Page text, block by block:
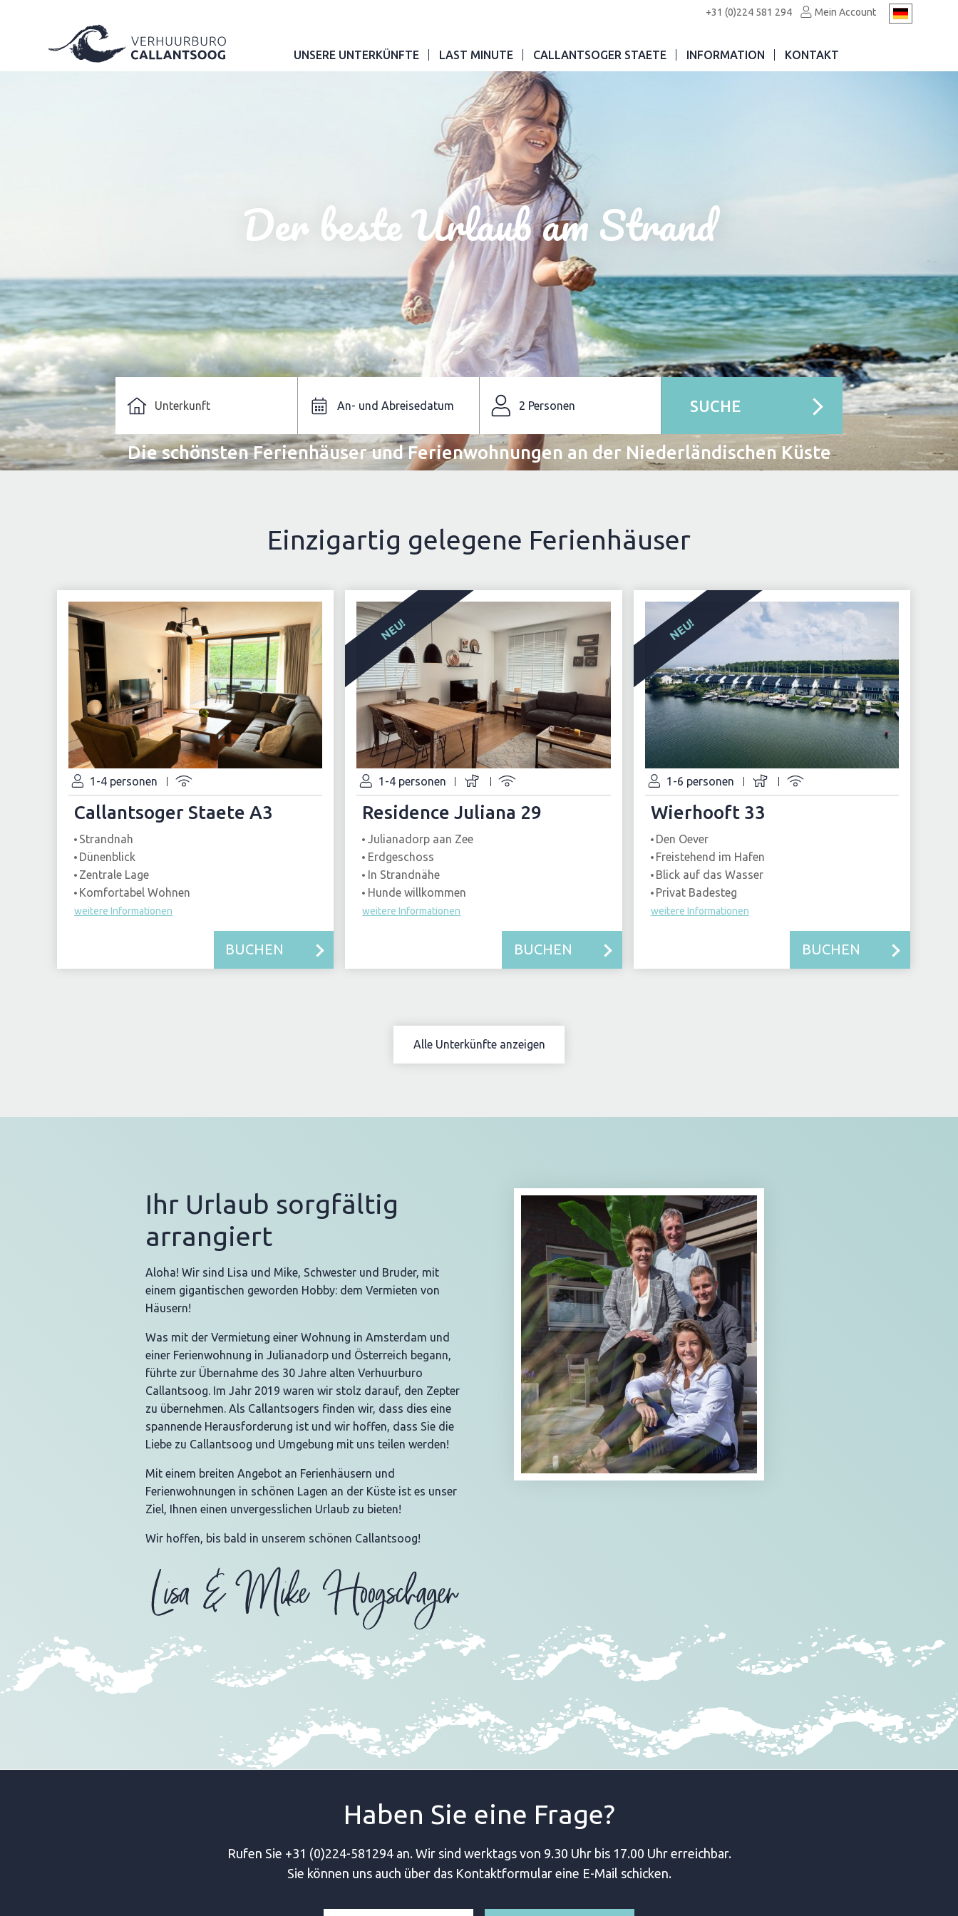
+31 (0)224 581 294 Mein Account
UNSERE UNTERKÜNFTE LAST MINUTE CALLANTSOGER STAETE INFORMATION KONTAKT
Der beste Urlaub am Strand
Der Searcher wird geladen
Unterkunft 2 Personen SUCHE
Die schönsten Ferienhäuser und Ferienwohnungen an der Niederländischen Küste
Einzigartig gelegene Ferienhäuser
1-4 personen
Callantsoger Staete A3
Strandnah
Dünenblick
Zentrale Lage
Komfortabel Wohnen
weitere Informationen
BUCHEN
NEU!
1-4 personen
Residence Juliana 29
Julianadorp aan Zee
Erdgeschoss
In Strandnähe
Hunde willkommen
weitere Informationen
BUCHEN
NEU!
1-6 personen
Wierhooft 33
Den Oever
Freistehend im Hafen
Blick auf das Wasser
Privat Badesteg
weitere Informationen
BUCHEN
Alle Unterkünfte anzeigen
Ihr Urlaub sorgfältig
arrangiert
Aloha! Wir sind Lisa und Mike, Schwester und Bruder, mit
einem gigantischen geworden Hobby: dem Vermieten von
Häusern!
Was mit der Vermietung einer Wohnung in Amsterdam und
einer Ferienwohnung in Julianadorp und Österreich begann,
führte zur Übernahme des 30 Jahre alten Verhuurburo
Callantsoog. Im Jahr 2019 waren wir stolz darauf, den Zepter
zu übernehmen. Als Callantsogers finden wir, dass dies eine
spannende Herausforderung ist und wir hoffen, dass Sie die
Liebe zu Callantsoog und Umgebung mit uns teilen werden!
Mit einem breiten Angebot an Ferienhäusern und
Ferienwohnungen in schönen Lagen an der Küste ist es unser
Ziel, Ihnen einen unvergesslichen Urlaub zu bieten!
Wir hoffen, bis bald in unserem schönen Callantsoog!
Haben Sie eine Frage?
Rufen Sie +31 (0)224-581294 an. Wir sind werktags von 9.30 Uhr bis 17.00 Uhr erreichbar.
Sie können uns auch über das Kontaktformular eine E-Mail schicken.